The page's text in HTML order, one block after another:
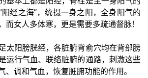
经之海”，统摄一身之阳，全身阳气的
而女人多体寒，更是需要多疏通督脉！
太阳膀胱经，各脏腑背俞穴均在背部膀
运行气血、联络脏腑的通路，刺激这些
、调和气血，恢复脏腑功能的作用。